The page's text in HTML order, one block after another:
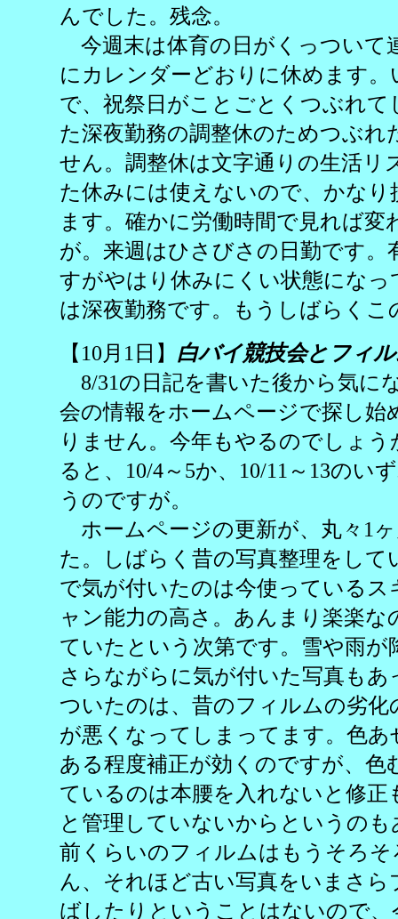
んでした。残念。
今週末は体育の日がくっついて
にカレンダーどおりに休めます。
で、祝祭日がことごとくつぶれ
た深夜勤務の調整休のためつぶれ
せん。調整休は文字通りの生活リ
た休みには使えないので、かな
ます。確かに労働時間で見れば
が。来週はひさびさの日勤です。
すがやはり休みにくい状態にな
は深夜勤務です。もうしばらくこ
【10月1日】 白バイ競技会とフィ
8/31の日記を書いた後から気に
会の情報をホームページで探し始
りません。今年もやるのでしょ
ると、10/4～5か、10/11～13のい
うのですが。
ホームページの更新が、丸々1
た。しばらく昔の写真整理をし
で気が付いたのは今使っている
ャン能力の高さ。あんまり楽楽
ていたという次第です。雪や雨
さらながらに気が付いた写真も
ついたのは、昔のフィルムの劣化
が悪くなってしまってます。色
ある程度補正が効くのですが、色
ているのは本腰を入れないと修
と管理していないからというのも
前くらいのフィルムはもうそろ
ん、それほど古い写真をいまさ
ばしたりということはないので